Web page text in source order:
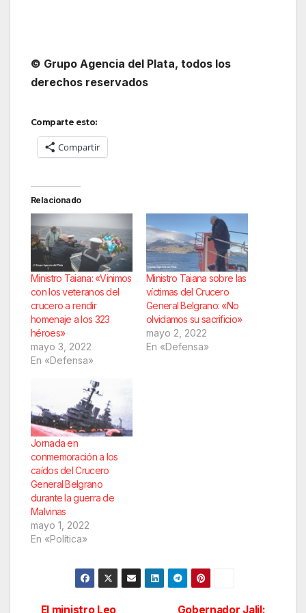
© Grupo Agencia del Plata, todos los
derechos reservados
Comparte esto:
Compartir
Relacionado
Ministro Taiana: «Vinimos
con los veteranos del
crucero a rendir
homenaje a los 323
héroes»
mayo 3, 2022
En «Defensa»
Ministro Taiana sobre las
víctimas del Crucero
General Belgrano: «No
olvidamos su sacrificio»
mayo 2, 2022
En «Defensa»
Jornada en
conmemoración a los
caídos del Crucero
General Belgrano
durante la guerra de
Malvinas
mayo 1, 2022
En «Política»
Gobernador Jalil:
El ministro Leo